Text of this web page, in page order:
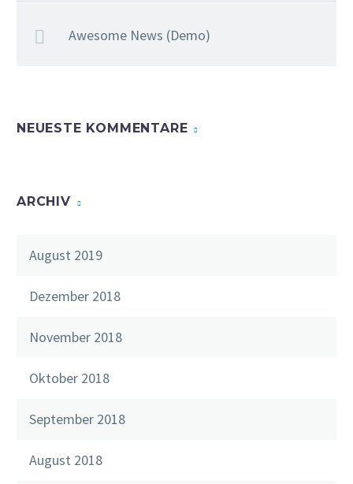
Awesome News (Demo)
NEUESTE KOMMENTARE
ARCHIV
August 2019
Dezember 2018
November 2018
Oktober 2018
September 2018
August 2018